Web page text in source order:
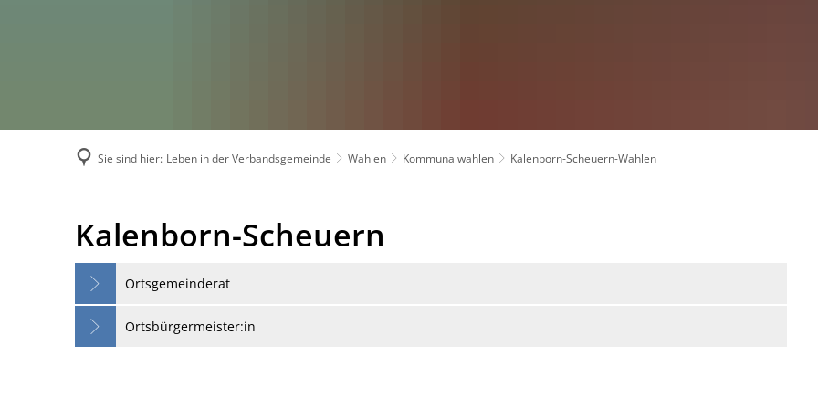
Sie sind hier: Leben in der Verbandsgemeinde Wahlen Kommunalwahlen Kalenborn-Scheuern-Wahlen
Kalenborn-
Scheuern-
Wahlen
Kalenborn-Scheuern
Ortsgemeinderat
Ortsbürgermeister:in